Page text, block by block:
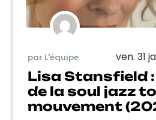
par L'équipe ven. 31
Lisa Stansfield
de la soul jazz
mouvement